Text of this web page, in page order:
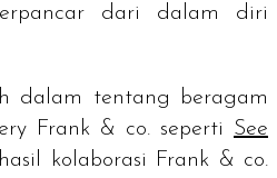
dari dalam diri
dalam tentang beragam
Frank & co. seperti See
hasil kolaborasi Frank & co.